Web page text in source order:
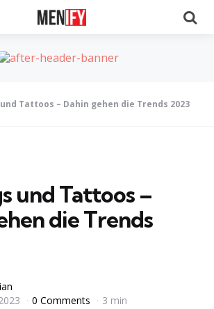
Tattoos – Dahin gehen die Trends 2023
und Tattoos –
die Trends
0 Comments 3 min